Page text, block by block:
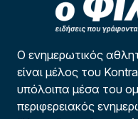
Ο ενημερωτικός
είναι μέλος του
υπόλοιπα μέσα του
περιφερειακός